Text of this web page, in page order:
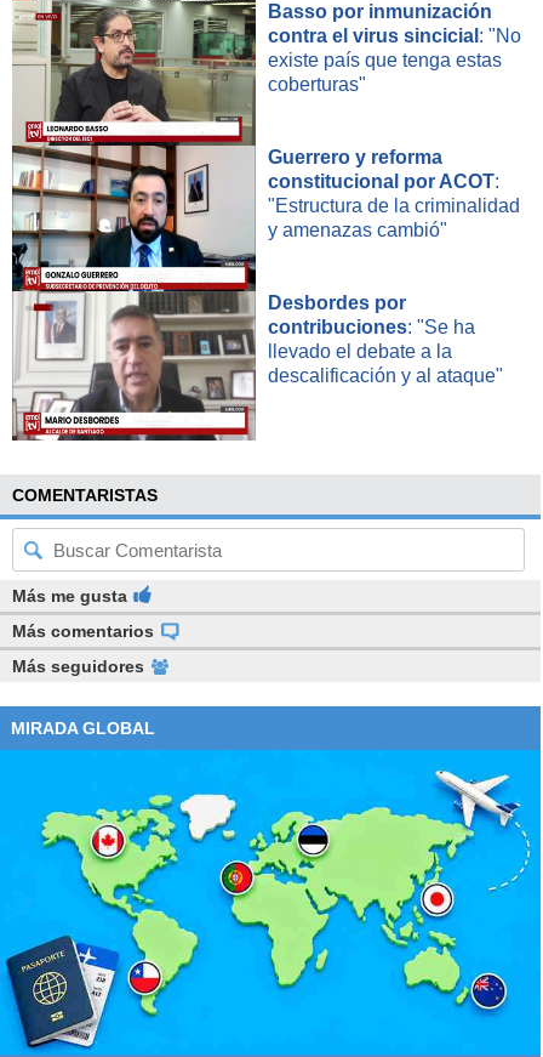
Basso por inmunización
contra el virus sincicial : "No
existe país que tenga estas
coberturas"
Guerrero y reforma
constitucional por ACOT:
"Estructura de la criminalidad
y amenazas cambió"
Desbordes por
contribuciones: "Se ha
llevado el debate a la
descalificación y al ataque"
COMENTARISTAS
Más me gusta
Más comentarios
Más seguidores
MIRADA GLOBAL